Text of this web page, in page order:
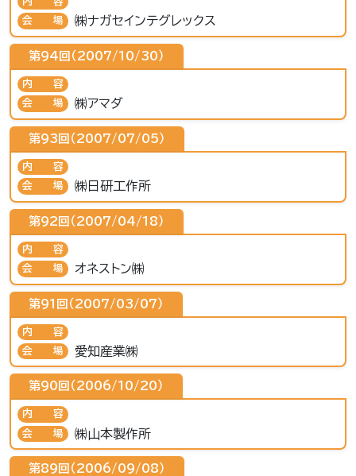
会場
㈱ナガセインテグレックス
第94回（2007/10/30）
内容
会場
㈱アマダ
第93回（2007/07/05）
内容
会場
㈱日研工作所
第92回（2007/04/18）
内容
会場
オネストン㈱
第91回（2007/03/07）
内容
会場
愛知産業㈱
第90回（2006/10/20）
内容
会場
㈱山本製作所
第89回（2006/09/08）